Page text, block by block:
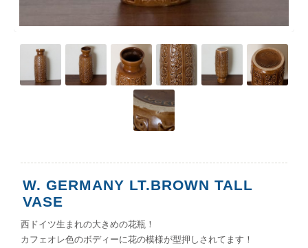
W. GERMANY LT.BROWN TALL
VASE
西ドイツ生まれの大きめの花瓶！
カフェオレ色のボディーに花の模様が型押しされてます！